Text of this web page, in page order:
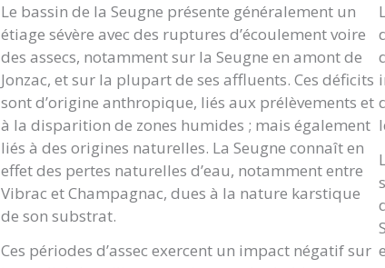
Le bassin de la Seugne présente généralement un
étiage sévère avec des ruptures d’écoulement voire
des assecs, notamment sur la Seugne en amont de
Jonzac, et sur la plupart de ses affluents. Ces déficits
sont d’origine anthropique, liés aux prélèvements et
à la disparition de zones humides ; mais également
liés à des origines naturelles. La Seugne connaît en
effet des pertes naturelles d’eau, notamment entre
Vibrac et Champagnac, dues à la nature karstique
de son substrat.
Ces périodes d’assec exercent un impact négatif sur